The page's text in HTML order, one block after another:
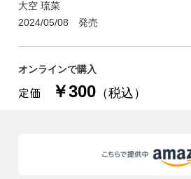
大空 琉菜
2024/05/08 発売
オンラインで購入
定価 ￥300 （税込）